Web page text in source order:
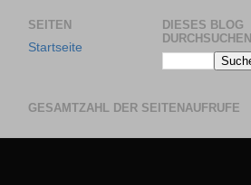
SEITEN
Startseite
DIESES BLOG
DURCHSUCHEN
GESAMTZAHL DER SEITENAUFRUFE